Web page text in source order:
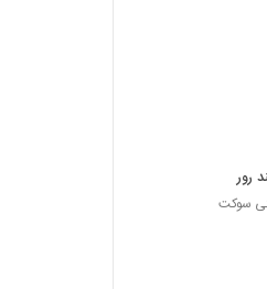
رور
سوکت